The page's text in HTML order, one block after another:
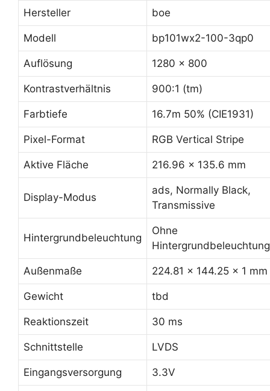
Hersteller boe
Modell bp101wx2-100-3qp0
Auflösung 1280 x 800
Kontrastverhältnis 900:1 (tm)
Farbtiefe 16.7m 50% (CIE1931)
Pixel-Format RGB Vertical Stripe
Aktive Fläche 216.96 x 135.6 mm
Display-Modus
ads, Normally Black,
Transmissive
Hintergrundbeleuchtung
Ohne
Hintergrundbeleuchtung
Außenmaße 224.81 x 144.25 x 1 mm
Gewicht tbd
Reaktionszeit 30 ms
Schnittstelle LVDS
Eingangsversorgung 3.3V